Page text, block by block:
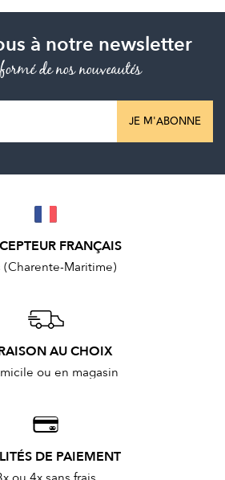
à notre newsletter
de nos nouveautés
JE M'ABONNE
FRANÇAIS
(Charente-Maritime)
AU CHOIX
ou en magasin
DE PAIEMENT